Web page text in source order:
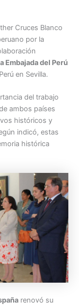
Cruces Blanco
por la
Embajada del Perú
en Sevilla.
del trabajo
ambos países
históricos y
indicó, estas
histórica
renovó su